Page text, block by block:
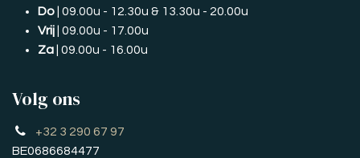
Do | 09.00u - 12.30u & 13.30u - 20.00u
Vrij | 09.00u - 17.00u
Za | 09.00u - 16.00u
Volg ons
+32 3 290 67 97
BE0686684477